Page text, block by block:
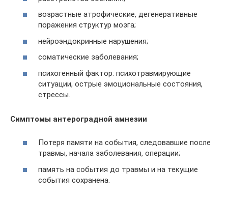
возрастные атрофические, дегенеративные
поражения структур мозга;
нейроэндокринные нарушения;
соматические заболевания;
психогенный фактор: психотравмирующие
ситуации, острые эмоциональные состояния,
стрессы.
Симптомы антероградной амнезии
Потеря памяти на события, следовавшие после
травмы, начала заболевания, операции;
память на события до травмы и на текущие
события сохранена.